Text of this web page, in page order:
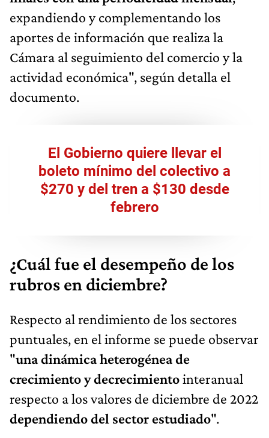
expandiendo y complementando los
aportes de información que realiza la
Cámara al seguimiento del comercio y la
actividad económica", según detalla el
documento.
El Gobierno quiere llevar el
boleto mínimo del colectivo a
$270 y del tren a $130 desde
febrero
¿Cuál fue el desempeño de los
rubros en diciembre?
Respecto al rendimiento de los sectores
puntuales, en el informe se puede observar
"una dinámica heterogénea de
crecimiento y decrecimientointeranual
respecto a los valores de diciembre de 2022
dependiendo del sector estudiado".